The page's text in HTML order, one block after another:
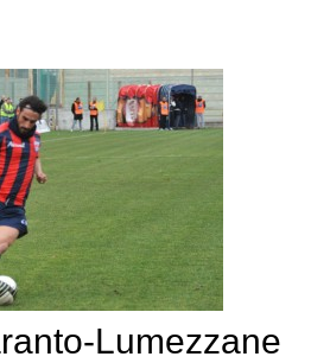
Lumezzane